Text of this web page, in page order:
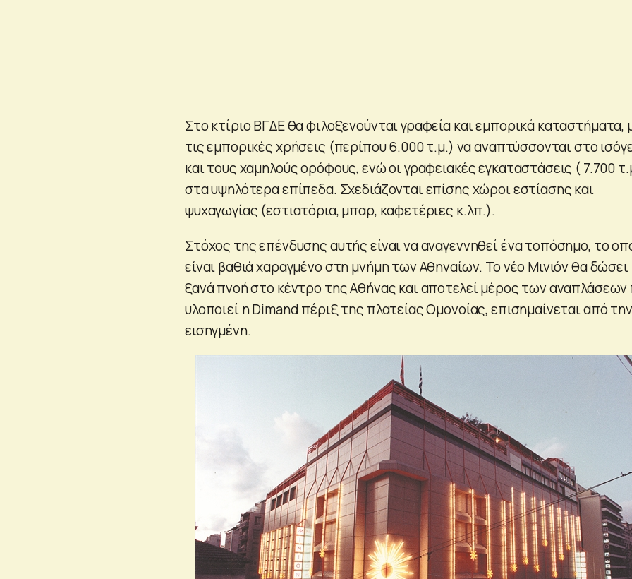
Στο κτίριο ΒΓΔΕ θα φιλοξενούνται γραφεία και εμπορικά καταστήματα,
τις εμπορικές χρήσεις (περίπου 6.000 τ.μ.) να αναπτύσσονται στο
και τους χαμηλούς ορόφους, ενώ οι γραφειακές εγκαταστάσεις ( 7.700
στα υψηλότερα επίπεδα. Σχεδιάζονται επίσης χώροι εστίασης και
ψυχαγωγίας (εστιατόρια, μπαρ, καφετέριες κ.λπ.).
Στόχος της επένδυσης αυτής είναι να αναγεννηθεί ένα τοπόσημο, το
είναι βαθιά χαραγμένο στη μνήμη των Αθηναίων. Το νέο Μινιόν θα δώσει
ξανά πνοή στο κέντρο της Αθήνας και αποτελεί μέρος των αναπλάσεων
υλοποιεί η Dimand πέριξ της πλατείας Ομονοίας, επισημαίνεται από την
εισηγμένη.